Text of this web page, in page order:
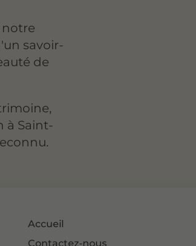
notre
savoir-
de
à Saint-
Accueil
Contactez-nous